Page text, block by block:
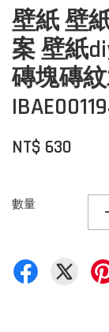
壁紙 壁
案 壁紙
磚塊磚
NT$ 630
數量 -